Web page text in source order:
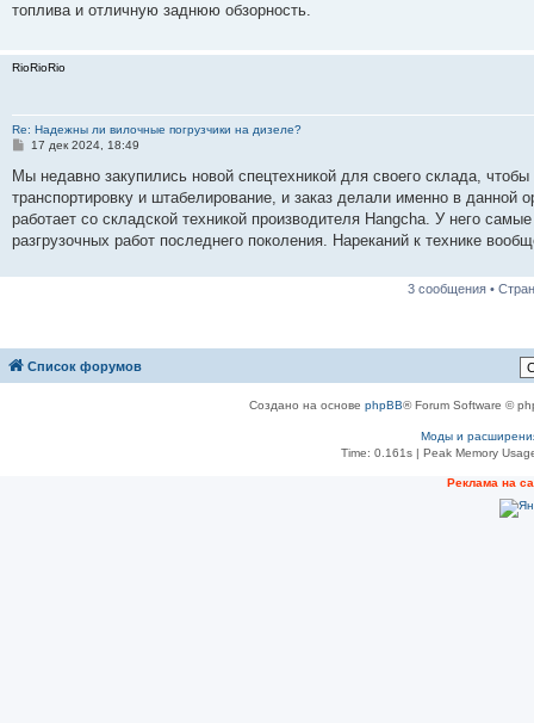
щ
и
е
топлива и отличную заднюю обзорность.
RioRioRio
Re: Надежны ли вилочные погрузчики на дизеле?
С
о
щ
е
и
17 дек 2024, 18:49
Мы недавно закупились новой спецтехникой для своего склада, чтобы
транспортировку и штабелирование, и заказ делали именно в данной
работает со складской техникой производителя Hangcha. У него
разгрузочных работ последнего поколения. Нареканий к технике
3 сообщения •
Список форумов
Создано на основе phpBB® Forum Software ©
Моды и
Time: 0.161s| Peak Memory
Реклама на